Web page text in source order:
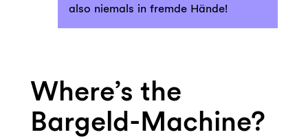
also niemals in fremde Hände!
Where’s the
Bargeld-Machine?